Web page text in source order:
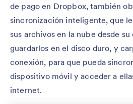
de pago en Dropbox, también
sincronización inteligente, que
sus archivos en la nube desde
guardarlos en el disco duro, y
conexión, para que pueda
dispositivo móvil y acceder a
internet.